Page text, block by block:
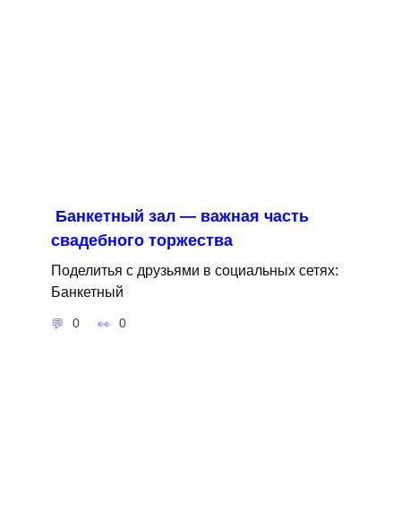
Банкетный зал — важная часть
свадебного торжества
Поделитья с друзьями в социальных сетях:
Банкетный
0 0